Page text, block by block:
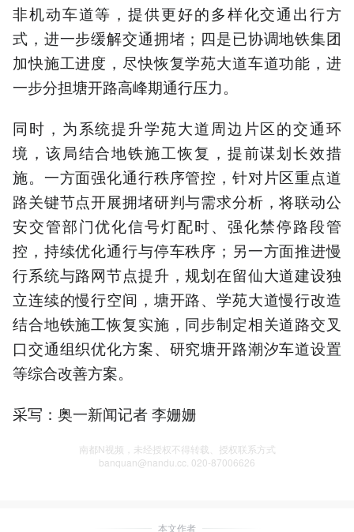
非机动车道等，提供更好的多样化交通出行方
式，进一步缓解交通拥堵；四是已协调地铁集团
加快施工进度，尽快恢复学苑大道车道功能，进
一步分担塘开路高峰期通行压力。
同时，为系统提升学苑大道周边片区的交通环
境，该局结合地铁施工恢复，提前谋划长效措
施。一方面强化通行秩序管控，针对片区重点道
路关键节点开展拥堵研判与需求分析，将联动公
安交管部门优化信号灯配时、强化禁停路段管
控，持续优化通行与停车秩序；另一方面推进慢
行系统与路网节点提升，规划在留仙大道建设独
立连续的慢行空间，塘开路、学苑大道慢行改造
结合地铁施工恢复实施，同步制定相关道路交叉
口交通组织优化方案、研究塘开路潮汐车道设置
等综合改善方案。
采写：奥一新闻记者 李姗姗
南都N视频，未经授权不得转载、授权联系方式
banquan@nandu.cc. 020-87006626
本文作者